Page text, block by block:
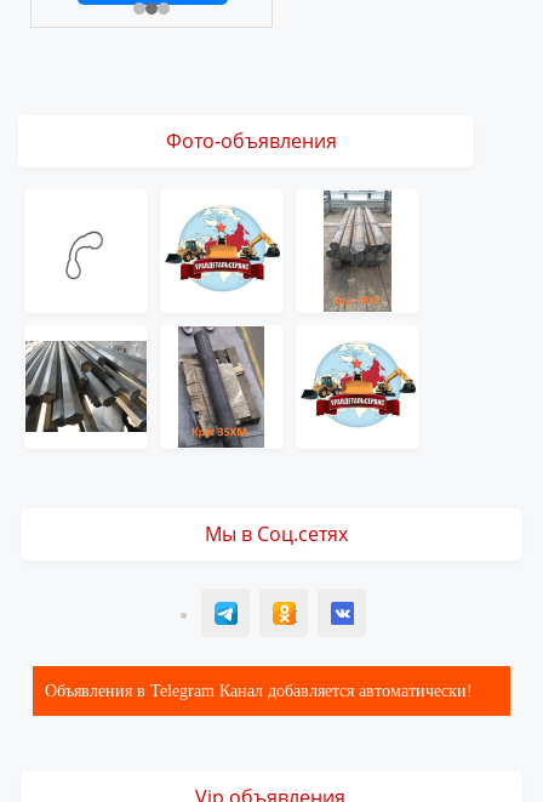
Фото-объявления
Мы в Соц.сетях
T ОК ВК
Объявления в Telegram Канал добавляется автоматически!